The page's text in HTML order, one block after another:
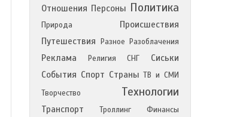
Отношения Персоны Политика
Природа
Происшествия
Путешествия
Разное Разоблачения
Реклама Религия СНГ
Сиськи
События Спорт Страны ТВ и СМИ
Творчество
Технологии
Транспорт Троллинг Финансы